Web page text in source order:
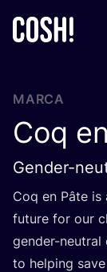
MARCA
Coq
Gender-
Coq en Pâte
futu­re for our
gen­der-
to hel­ping